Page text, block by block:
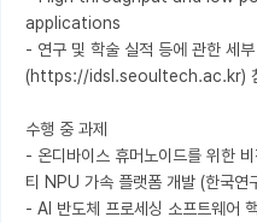
applications
- 연구 및 학술 실적 등에 관한 세부
(https://idsl.seoultech.ac.kr)
수행 중 과제
- 온디바이스 휴머노이드를 위한
티 NPU 가속 플랫폼 개발 (한국연
- AI 반도체 프로세싱 소프트웨어